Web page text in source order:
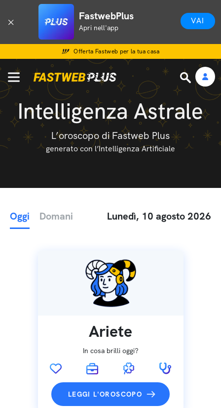
FastwebPlus
Apri nell'app
VAI
Offerta Fastweb per la tua casa
Intelligenza Astrale
L’oroscopo di Fastweb Plus
generato con l’Intelligenza Artificiale
Oggi Domani Lunedì, 10 agosto 2026
Ariete
In cosa brilli oggi?
LEGGI L'OROSCOPO